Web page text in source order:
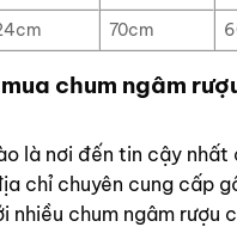
70cm
chum ngâm
là nơi đến tin cậy nhất
chỉ chuyên cung cấp
nhiều chum ngâm rượu